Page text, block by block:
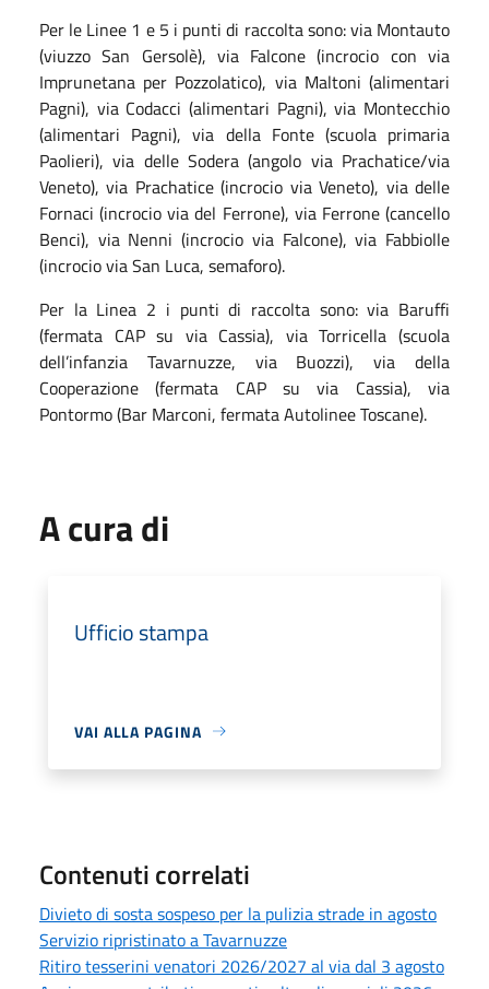
Per le Linee 1 e 5 i punti di raccolta sono: via Montauto
(viuzzo San Gersolè), via Falcone (incrocio con via
Imprunetana per Pozzolatico), via Maltoni (alimentari
Pagni), via Codacci (alimentari Pagni), via Montecchio
(alimentari Pagni), via della Fonte (scuola primaria
Paolieri), via delle Sodera (angolo via Prachatice/via
Veneto), via Prachatice (incrocio via Veneto), via delle
Fornaci (incrocio via del Ferrone), via Ferrone (cancello
Benci), via Nenni (incrocio via Falcone), via Fabbiolle
(incrocio via San Luca, semaforo).
Per la Linea 2 i punti di raccolta sono: via Baruffi
(fermata CAP su via Cassia), via Torricella (scuola
dell’infanzia Tavarnuzze, via Buozzi), via della
Cooperazione (fermata CAP su via Cassia), via
Pontormo (Bar Marconi, fermata Autolinee Toscane).
A cura di
Ufficio stampa
VAI ALLA PAGINA
Contenuti correlati
Divieto di sosta sospeso per la pulizia strade in agosto
Servizio ripristinato a Tavarnuzze
Ritiro tesserini venatori 2026/2027 al via dal 3 agosto